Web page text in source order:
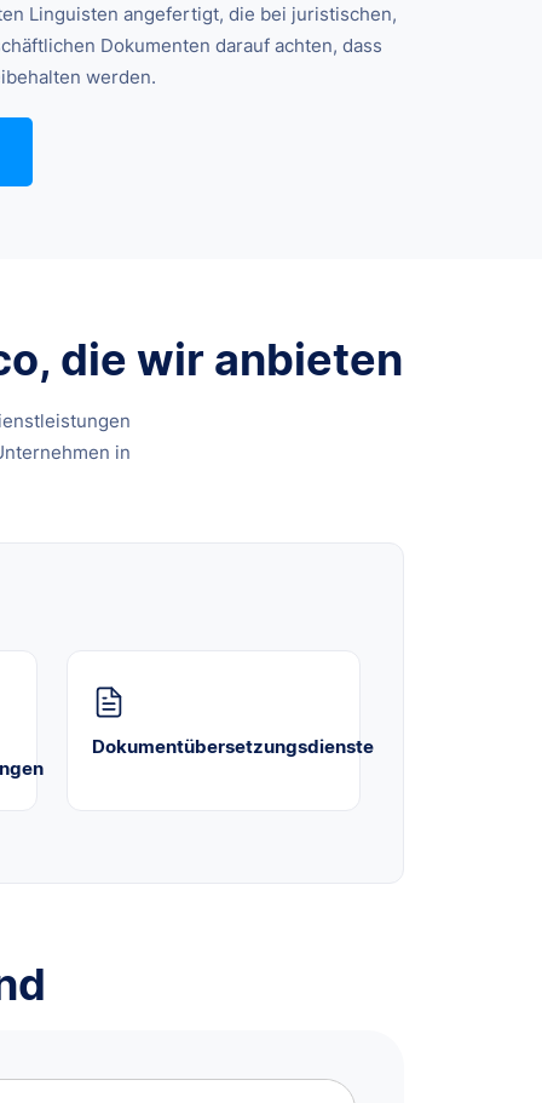
Linguisten angefertigt, die bei juristischen,
Dokumenten darauf achten, dass
werden.
die wir anbieten
in
Dokumentübersetzungsdienste